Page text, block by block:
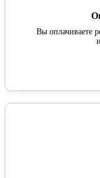
Вы оплачиваете